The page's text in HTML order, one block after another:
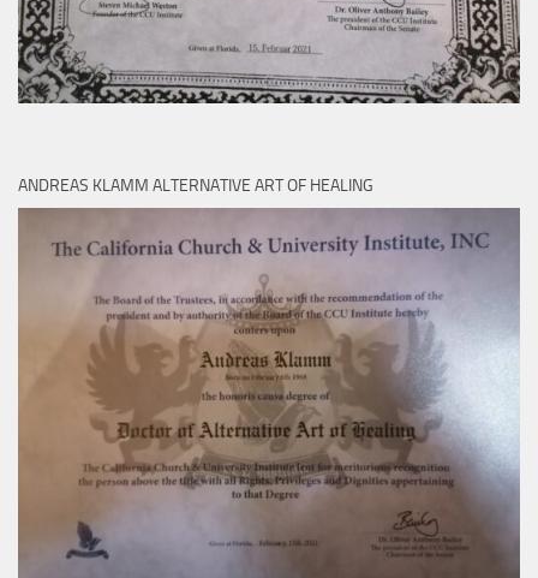
ANDREAS KLAMM ALTERNATIVE ART OF HEALING